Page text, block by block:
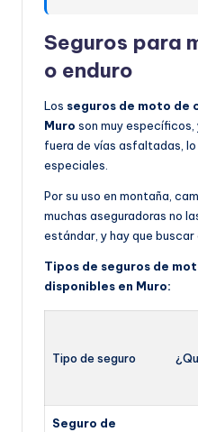
Seguros para
o enduro
Los seguros de moto de
Muro son muy
fuera de vías asfaltadas,
especiales.
Por su uso en montaña,
muchas aseguradoras no
estándar, y hay que
Tipos de seguros de
disponibles en Muro:
Tipo de seguro
Seguro de